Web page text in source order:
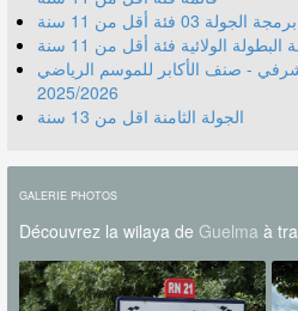
برمجة الجولة 03 فئة أقل من 11 سنة
البطولة الولائية فئة أقل من 11 سنة
- القسم الشرفي - صنف الأكابر للموسم الرياضي
2025/2026
الجولة الثامنة اقل من 13 سنة
GALERIE PHOTOS
Découvrez la wilaya de Guelma à